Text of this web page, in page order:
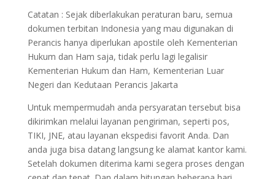
Catatan : Sejak diberlakukan peraturan baru, semua
dokumen terbitan Indonesia yang mau digunakan di
Perancis hanya diperlukan apostile oleh Kementerian
Hukum dan Ham saja, tidak perlu lagi legalisir
Kementerian Hukum dan Ham, Kementerian Luar
Negeri dan Kedutaan Perancis Jakarta
Untuk mempermudah anda persyaratan tersebut bisa
dikirimkan melalui layanan pengiriman, seperti pos,
TIKI, JNE, atau layanan ekspedisi favorit Anda. Dan
anda juga bisa datang langsung ke alamat kantor kami.
Setelah dokumen diterima kami segera proses dengan